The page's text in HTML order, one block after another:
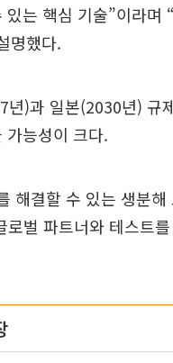
는 핵심 기술”이라며
명했다.
)과 일본(2030년) 규
가능성이 크다.
해결할 수 있는 생분
벌 파트너와 테스트